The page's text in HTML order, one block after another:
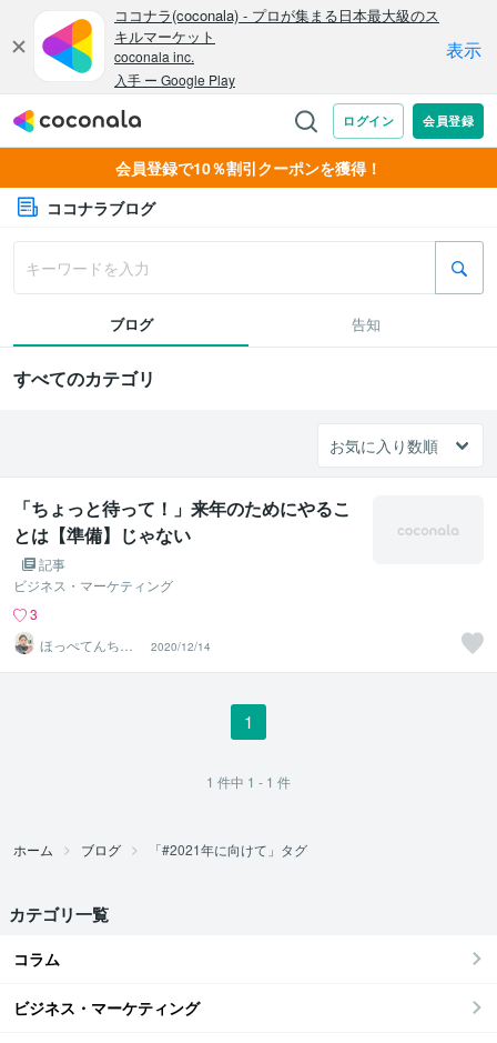
会員登録で10％割引クーポンを獲得！
ココナラブログ
ブログ 告知
すべてのカテゴリ
「ちょっと待って！」来年のためにやるこ
とは【準備】じゃない
記事
ビジネス・マーケティング
3
ほっぺてんちょ
う
2020/12/14
1
1 件中 1 - 1 件
ホーム ブログ 「#2021年に向けて」タグ
カテゴリ一覧
コラム
ビジネス・マーケティング